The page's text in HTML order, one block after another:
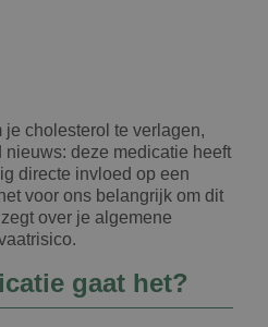
cholesterol te verlagen,
nieuws: deze medicatie heeft
directe invloed op een
voor ons belangrijk om dit
over je algemene
gaat het?